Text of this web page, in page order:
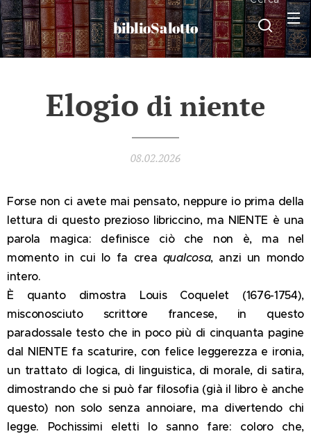
biblioSalotto
Elogio di niente
08.02.2026
Forse non ci avete mai pensato, neppure io prima della
lettura di questo prezioso libriccino, ma NIENTE è una
parola magica: definisce ciò che non è, ma nel
momento in cui lo fa crea qualcosa, anzi un mondo
intero.
È quanto dimostra Louis Coquelet (1676-1754),
misconosciuto scrittore francese, in questo
paradossale testo che in poco più di cinquanta pagine
dal NIENTE fa scaturire, con felice leggerezza e ironia,
un trattato di logica, di linguistica, di morale, di satira,
dimostrando che si può far filosofia (già il libro è anche
questo) non solo senza annoiare, ma divertendo chi
legge. Pochissimi eletti lo sanno fare: coloro che,